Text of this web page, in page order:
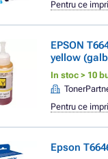
Pentru ce
EPSON
yellow
In stoc > 10
Pentru ce
Epson